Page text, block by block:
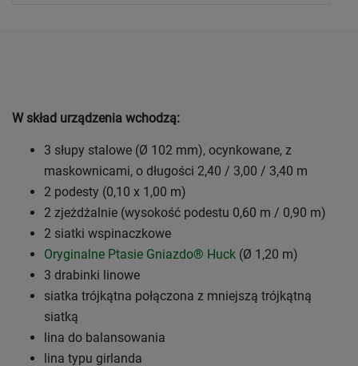
W skład urządzenia wchodzą:
3 słupy stalowe (Ø 102 mm), ocynkowane, z
maskownicami, o długości 2,40 / 3,00 / 3,40 m
2 podesty (0,10 x 1,00 m)
2 zjeżdżalnie (wysokość podestu 0,60 m / 0,90 m)
2 siatki wspinaczkowe
Oryginalne Ptasie Gniazdo® Huck (Ø 1,20 m)
3 drabinki linowe
siatka trójkątna połączona z mniejszą trójkątną
siatką
lina do balansowania
lina typu girlanda